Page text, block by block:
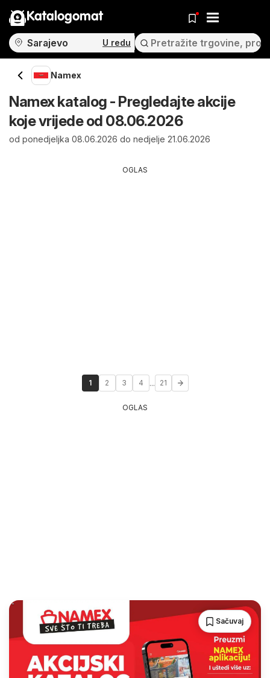
Katalogomat
U redu
Namex
Namex katalog - Pregledajte akcije
koje vrijede od 08.06.2026
od ponedjeljka 08.06.2026 do nedjelje 21.06.2026
OGLAS
1 2 3 4 ... 21
OGLAS
Sačuvaj